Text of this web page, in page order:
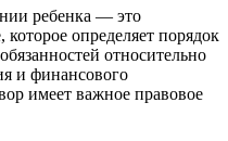
ребенка — это
определяет порядок
относительно
и финансового
имеет важное правовое